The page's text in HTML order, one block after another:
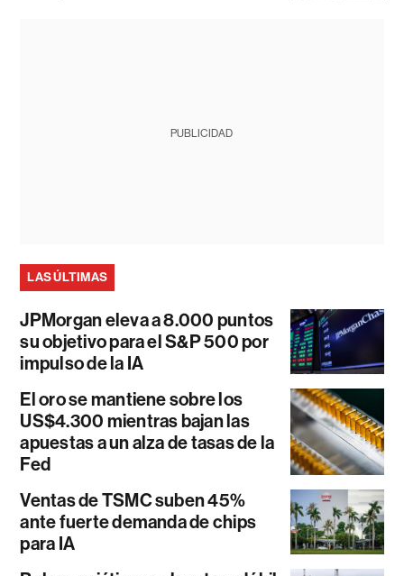
PUBLICIDAD
LAS ÚLTIMAS
JPMorgan eleva a 8.000 puntos
su objetivo para el S&P 500 por
impulso de la IA
El oro se mantiene sobre los
US$4.300 mientras bajan las
apuestas a un alza de tasas de la
Fed
Ventas de TSMC suben 45%
ante fuerte demanda de chips
para IA